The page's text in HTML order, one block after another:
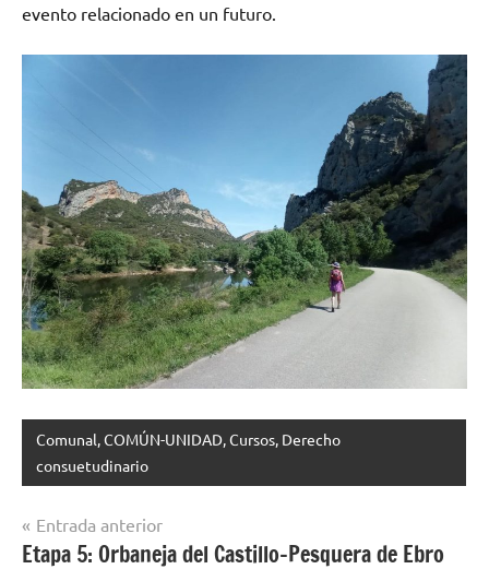
evento relacionado en un futuro.
Comunal, COMÚN-UNIDAD, Cursos, Derecho
consuetudinario
Navegación
de
Entrada anterior
Etapa 5: Orbaneja del Castillo-Pesquera de Ebro